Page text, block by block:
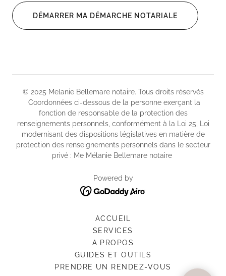
DÉMARRER MA DÉMARCHE NOTARIALE
© 2025 Melanie Bellemare notaire. Tous droits réservés
Coordonnées ci-dessous de la personne exerçant la
fonction de responsable de la protection des
renseignements personnels, conformément à la Loi 25, Loi
modernisant des dispositions législatives en matière de
protection des renseignements personnels dans le secteur
privé : Me Mélanie Bellemare notaire
Powered by
ACCUEIL
SERVICES
A PROPOS
GUIDES ET OUTILS
PRENDRE UN RENDEZ-VOUS